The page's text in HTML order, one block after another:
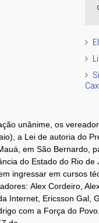
unânime, os
a Lei de autoria do
em São Bernardo,
do Estado do Rio
ingressar em cursos
Alex Cordeiro,
Internet, Ericsson Gal,
com a Força do